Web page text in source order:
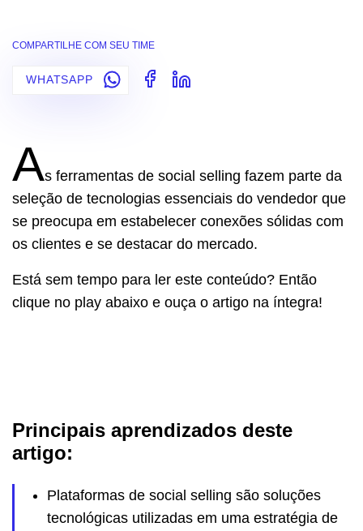
COMPARTILHE COM SEU TIME
WHATSAPP
As ferramentas de social selling fazem parte da
seleção de tecnologias essenciais do vendedor que
se preocupa em estabelecer conexões sólidas com
os clientes e se destacar do mercado.
Está sem tempo para ler este conteúdo? Então
clique no play abaixo e ouça o artigo na íntegra!
Principais aprendizados deste
artigo:
Plataformas de social selling são soluções
tecnológicas utilizadas em uma estratégia de